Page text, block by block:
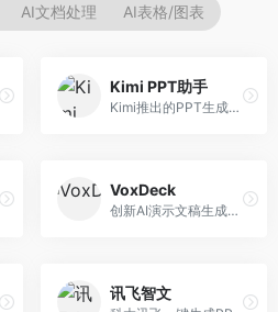
AI文档处理 AI表格/图表
Kimi PPT助手
Kimi推出的PPT生成智能体，整合长文本处理能力。面向职场人士和学生，支持文档解析、PPT生成、内容优化等服务，与Kimi生态深度整合。
VoxDeck
创新AI演示文稿生成工具，支持语音交互创作。面向职场人士，支持语音输入、PPT生成、内容优化等功能，语音创作体验便捷。
讯飞智文